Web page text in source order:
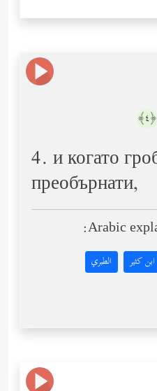
﴿٤﴾
4. и когато
преобърнати,
Arabic
ابن كثير الطبري